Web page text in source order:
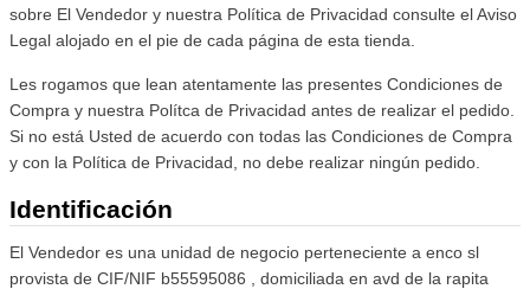
sobre El Vendedor y nuestra Política de Privacidad consulte el Aviso
Legal alojado en el pie de cada página de esta tienda.
Les rogamos que lean atentamente las presentes Condiciones de
Compra y nuestra Polítca de Privacidad antes de realizar el pedido.
Si no está Usted de acuerdo con todas las Condiciones de Compra
y con la Política de Privacidad, no debe realizar ningún pedido.
Identificación
El Vendedor es una unidad de negocio perteneciente a enco sl
provista de CIF/NIF b55595086 , domiciliada en avd de la rapita